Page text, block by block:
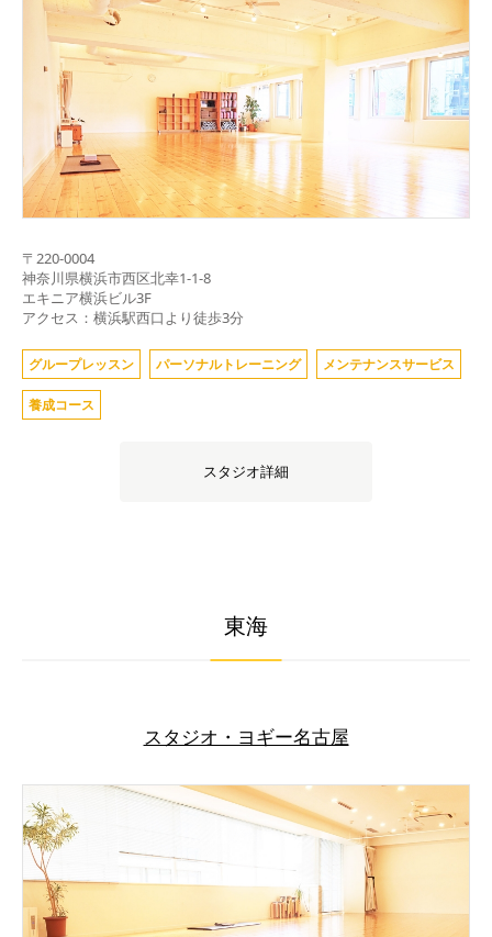
〒 220-0004
神奈川県横浜市西区北幸1-1-8
エキニア横浜ビル3F
アクセス：横浜駅西口より徒歩3分
グループレッスン パーソナルトレーニング メンテナンスサービス
養成コース
スタジオ詳細
東海
スタジオ・ヨギー名古屋